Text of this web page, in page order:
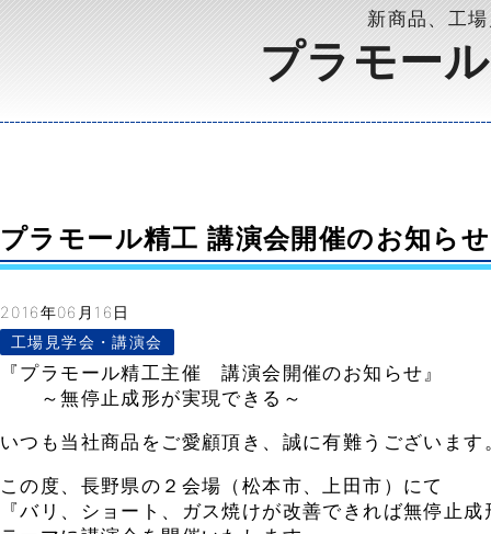
新商品、工
プラモー
プラモール精工 講演会開催のお知ら
2016年06月16日
工場見学会・講演会
『プラモール精工主催 講演会開催のお知らせ』
～無停止成形が実現できる～
いつも当社商品をご愛顧頂き、誠に有難うございます
この度、長野県の２会場（松本市、上田市）にて
『バリ、ショート、ガス焼けが改善できれば無停止